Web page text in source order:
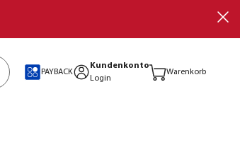
PAYBACK
Kundenkonto
Login
Warenkorb